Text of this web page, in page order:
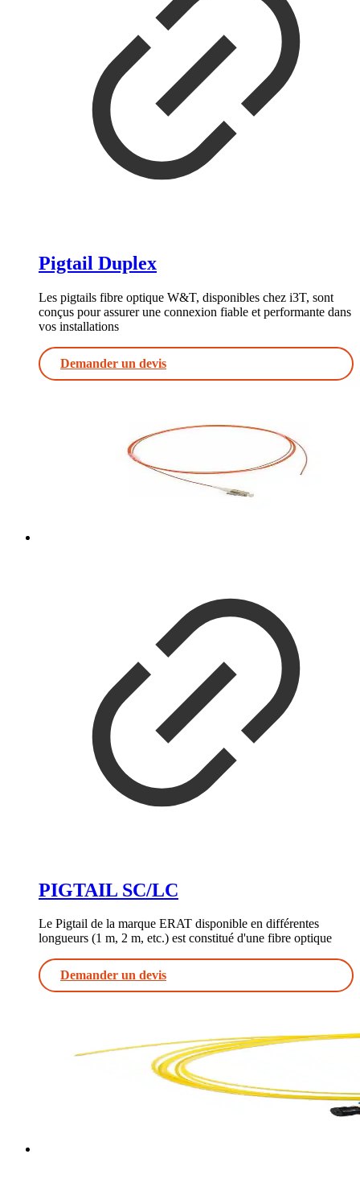
Pigtail Duplex
Les pigtails fibre optique W&T, disponibles chez i3T, sont
conçus pour assurer une connexion fiable et performante dans
vos installations
Demander un devis
PIGTAIL SC/LC
Le Pigtail de la marque ERAT disponible en différentes
longueurs (1 m, 2 m, etc.) est constitué d'une fibre optique
Demander un devis